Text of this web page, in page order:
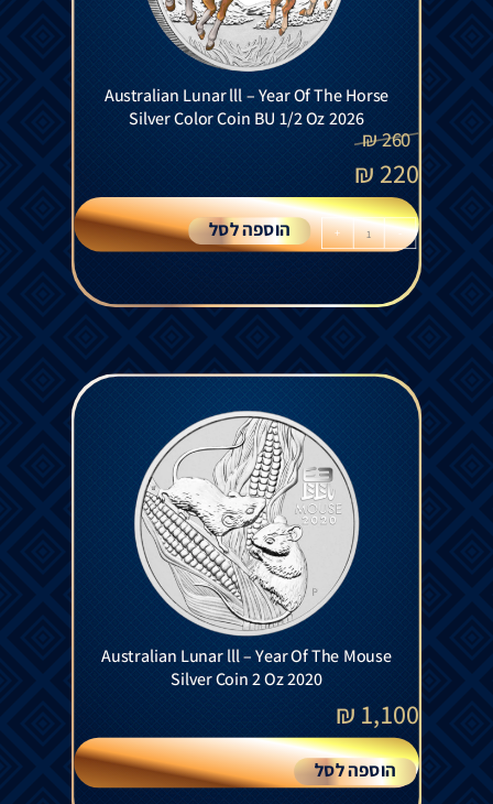
Australian Lunar lll – Year Of The Horse
Silver Color Coin BU 1/2 Oz 2026
260
₪
220
₪
-
+ הוספה לסל
Australian Lunar lll – Year Of The Mouse
Silver Coin 2 Oz 2020
1,100
₪
הוספה לסל